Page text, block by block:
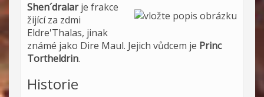
Shen´dralarje frakce
žijící za zdmi
Eldre'Thalas, jinak
známé jako Dire Maul. Jejich vůdcem je Princ
Tortheldrin.
Historie